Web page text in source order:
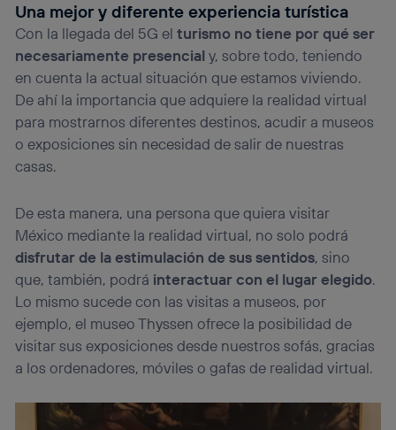
Una mejor y diferente experiencia turística
Con la llegada del 5G elturismo no tiene por qué ser
necesariamente presencialy, sobre todo, teniendo
en cuenta la actual situación que estamos viviendo.
De ahí la importancia que adquiere la realidad virtual
para mostrarnos diferentes destinos, acudir a museos
o exposiciones sin necesidad de salir de nuestras
casas.
De esta manera, una persona que quiera visitar
México mediante la realidad virtual, no solo podrá
disfrutar de la estimulación de sus sentidos, sino
que, también, podrá interactuar con el lugar elegido.
Lo mismo sucede con las visitas a museos, por
ejemplo, el museo Thyssen ofrece la posibilidad de
visitar sus exposiciones desde nuestros sofás, gracias
a los ordenadores, móviles o gafas de realidad virtual.